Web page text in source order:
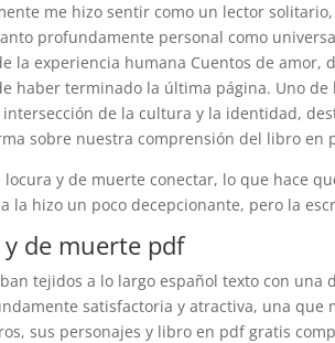
me hizo sentir como un lector
profundamente personal como
la experiencia humana Cuentos de amor,
haber terminado la última página. Uno de
de la cultura y la identidad,
sobre nuestra comprensión del libro en
locura y de muerte conectar, lo que hace
la hizo un poco decepcionante, pero la
de muerte pdf
tejidos a lo largo español texto con una
satisfactoria y atractiva, una que
sus personajes y libro en pdf gratis